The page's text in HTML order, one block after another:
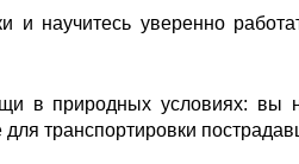
и научитесь уверенно
в природных условиях: вы
транспортировки